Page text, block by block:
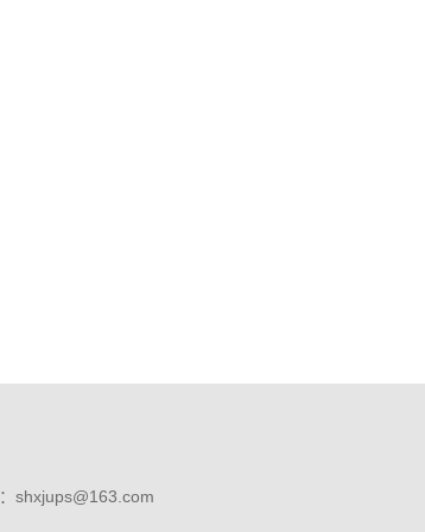
shxjups@163.com